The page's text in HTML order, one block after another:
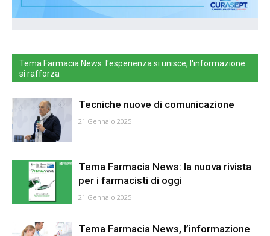
Tema Farmacia News: l'esperienza si unisce, l'informazione
si rafforza
Tecniche nuove di comunicazione
21 Gennaio 2025
Tema Farmacia News: la nuova rivista
per i farmacisti di oggi
21 Gennaio 2025
Tema Farmacia News, l’informazione